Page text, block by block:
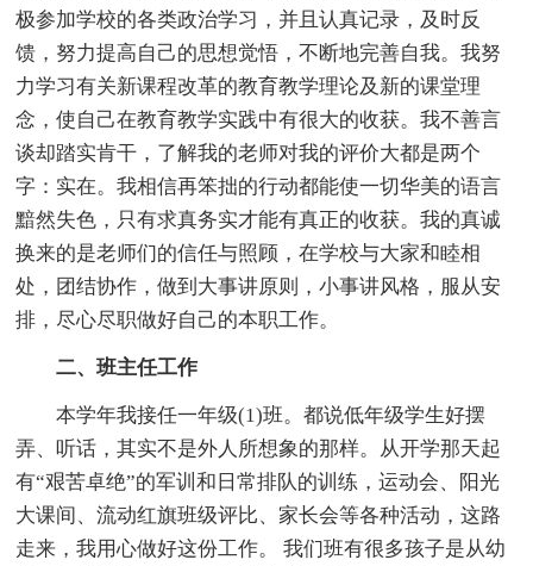
极参加学校的各类政治学习，并且认真记录，及时反
馈，努力提高自己的思想觉悟，不断地完善自我。我努
力学习有关新课程改革的教育教学理论及新的课堂理
念，使自己在教育教学实践中有很大的收获。我不善言
谈却踏实肯干，了解我的老师对我的评价大都是两个
字：实在。我相信再笨拙的行动都能使一切华美的语言
黯然失色，只有求真务实才能有真正的收获。我的真诚
换来的是老师们的信任与照顾，在学校与大家和睦相
处，团结协作，做到大事讲原则，小事讲风格，服从安
排，尽心尽职做好自己的本职工作。
二、班主任工作
本学年我接任一年级(1)班。都说低年级学生好摆
弄、听话，其实不是外人所想象的那样。从开学那天起
有“艰苦卓绝”的军训和日常排队的训练，运动会、阳光
大课间、流动红旗班级评比、家长会等各种活动，这路
走来，我用心做好这份工作。 我们班有很多孩子是从幼